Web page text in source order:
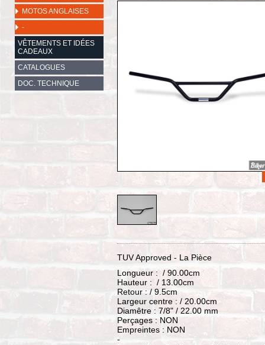
MOTOS ANGLAISES
-
VÊTEMENTS ET IDÉES
CADEAUX
CATALOGUES
DOC. TECHNIQUE
TUV Approved - La Pièce
Longueur : / 90.00cm
Hauteur : / 13.00cm
Retour : / 9.5cm
Largeur centre : / 20.00cm
Diamêtre : 7/8" / 22.00 mm
Perçages : NON
Empreintes : NON
-